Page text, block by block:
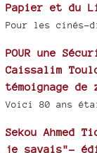
Papier et du
Pour les cinés-
POUR une
Caissalim
témoignage de
Voici 80 ans
Sekou Ahmed
je savais"-